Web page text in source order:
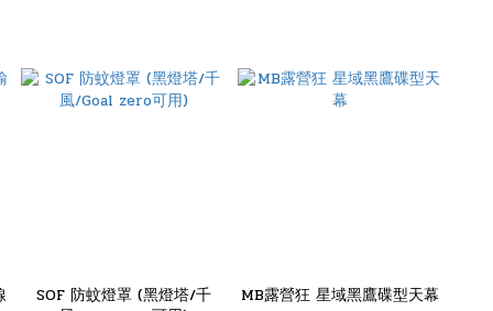
SOF 防蚊燈罩 (黑燈塔/千
MB露營狂 星域黑鷹碟型天幕